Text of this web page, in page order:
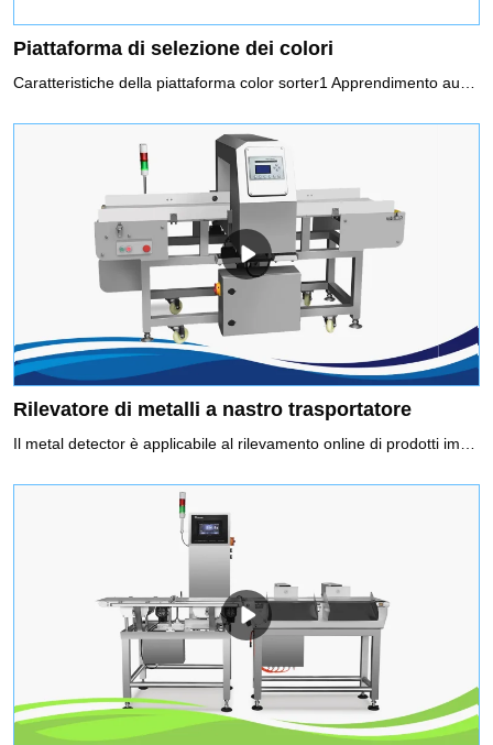
Piattaforma di selezione dei colori
Rilevatore di metalli a nastro trasportatore